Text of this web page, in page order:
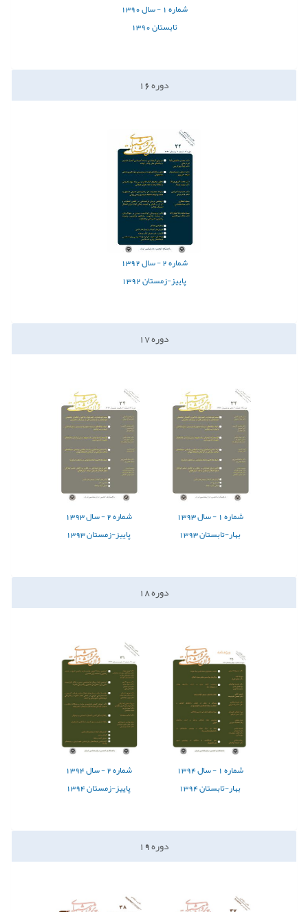
شماره1 - سال1390
تابستان 1390
دوره16
شماره2 - سال1392
پاییز-زمستان 1392
دوره17
شماره1 - سال1393
بهار-تابستان 1393
شماره2 - سال1393
پاییز-زمستان 1393
دوره18
شماره1 - سال1394
بهار-تابستان 1394
شماره2 - سال1394
پاییز-زمستان 1394
دوره19